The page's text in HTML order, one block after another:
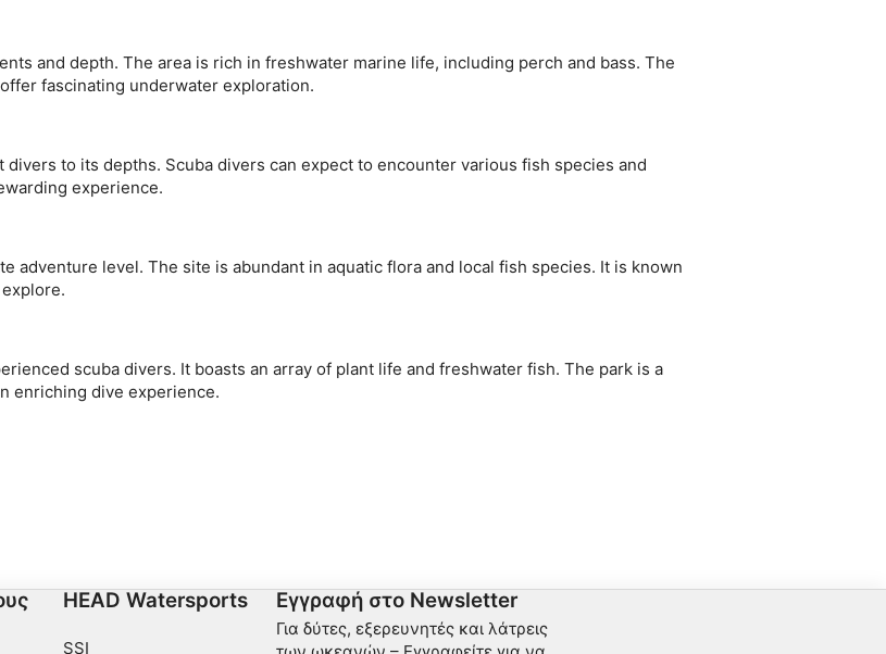
and depth. The area is rich in freshwater marine life, including perch and bass. The
fascinating underwater exploration.
to its depths. Scuba divers can expect to encounter various fish species and
experience.
adventure level. The site is abundant in aquatic flora and local fish species. It is known
scuba divers. It boasts an array of plant life and freshwater fish. The park is a
enriching dive experience.
HEAD Watersports
SSI
Εγγραφή στο Newsletter
Για δύτες, εξερευνητές και λάτρεις
από